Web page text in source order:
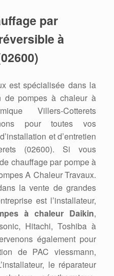
par
à
est spécialisée dans la
de pompes à chaleur à
Villers-Cotterets
pour toutes vos
et d’entretien
(02600). Si vous
chauffage par pompe à
A Chaleur Travaux.
la vente de grandes
est l’installateur,
à chaleur Daikin,
Hitachi, Toshiba à
également pour
de PAC viessmann,
le réparateur